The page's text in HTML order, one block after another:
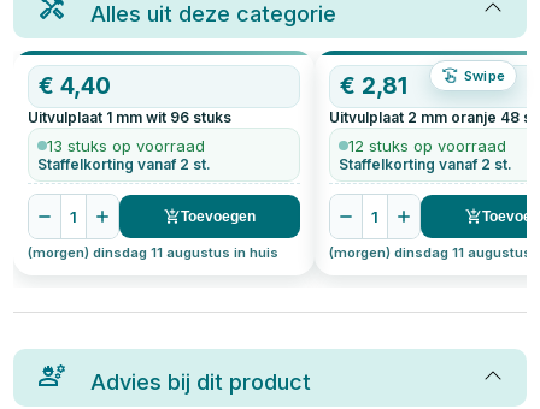
Alles uit deze categorie
Swipe
€4,40
Uitvulplaat 1 mm wit 96 stuks
13 stuks op voorraad
Staffelkorting vanaf 2 st.
1 Toevoegen
(morgen) dinsdag 11 augustus in huis
€ 2,81
Uitvulplaat 2 mm oranje 48
12 stuks op voorraad
Staffelkorting vanaf 2 st.
1
(morgen) dinsdag 11 augustus
Advies bij dit product